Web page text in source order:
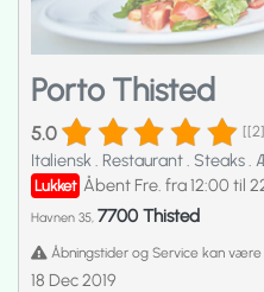
Porto Thisted
5.0
Italiensk. Restaurant. Steaks.
Lukket Åbent Fre. fra 12:00 til
Havnen 35, 7700 Thisted
Åbningstider og Service kan
18 Dec 2019